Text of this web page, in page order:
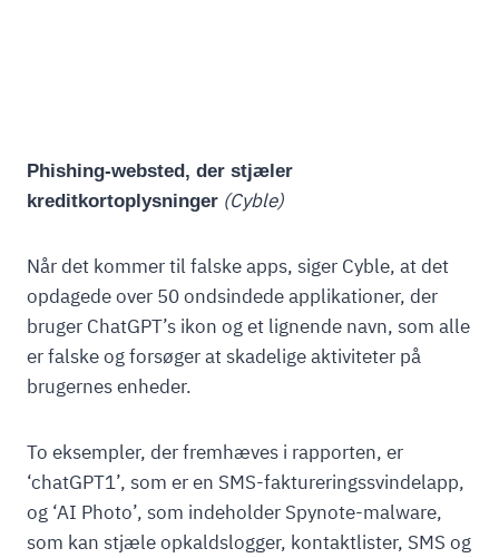
Phishing-websted, der stjæler
kreditkortoplysninger (Cyble)
Når det kommer til falske apps, siger Cyble, at det
opdagede over 50 ondsindede applikationer, der
bruger ChatGPT’s ikon og et lignende navn, som alle
er falske og forsøger at skadelige aktiviteter på
brugernes enheder.
To eksempler, der fremhæves i rapporten, er
‘chatGPT1’, som er en SMS-faktureringssvindelapp,
og ‘AI Photo’, som indeholder Spynote-malware,
som kan stjæle opkaldslogger, kontaktlister, SMS og